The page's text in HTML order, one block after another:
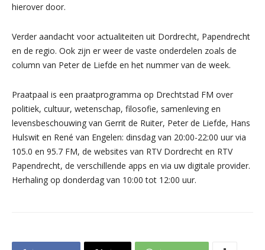
hierover door.
Verder aandacht voor actualiteiten uit Dordrecht, Papendrecht
en de regio. Ook zijn er weer de vaste onderdelen zoals de
column van Peter de Liefde en het nummer van de week.
Praatpaal is een praatprogramma op Drechtstad FM over
politiek, cultuur, wetenschap, filosofie, samenleving en
levensbeschouwing van Gerrit de Ruiter, Peter de Liefde, Hans
Hulswit en René van Engelen: dinsdag van 20:00-22:00 uur via
105.0 en 95.7 FM, de websites van RTV Dordrecht en RTV
Papendrecht, de verschillende apps en via uw digitale provider.
Herhaling op donderdag van 10:00 tot 12:00 uur.